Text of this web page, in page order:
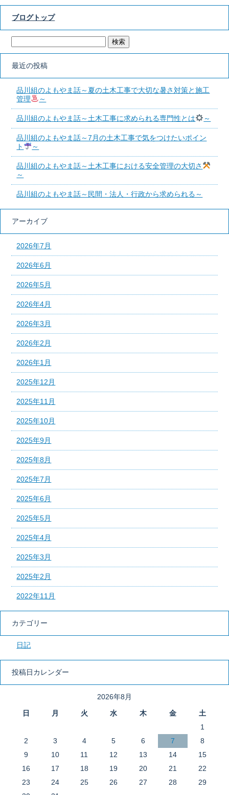
ブログトップ
最近の投稿
品川組のよもやま話～夏の土木工事で大切な暑さ対策と施工
管理
～
品川組のよもやま話～土木工事に求められる専門性とは ～
品川組のよもやま話～7月の土木工事で気をつけたいポイン
ト
～
品川組のよもやま話～土木工事における安全管理の大切さ
～
品川組のよもやま話～民間・法人・行政から求められる～
アーカイブ
2026年7月
2026年6月
2026年5月
2026年4月
2026年3月
2026年2月
2026年1月
2025年12月
2025年11月
2025年10月
2025年9月
2025年8月
2025年7月
2025年6月
2025年5月
2025年4月
2025年3月
2025年2月
2022年11月
カテゴリー
日記
投稿日カレンダー
2026年8月
日
月 火 水 木 金
土
1
2
3 4 5 6 7
8
9
10 11 12 13 14
15
16
17 18 19 20 21
22
23
24 25 26 27 28
29